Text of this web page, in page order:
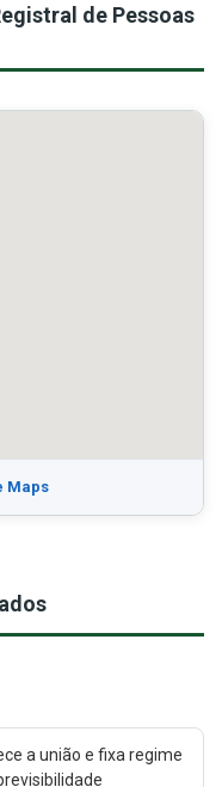
de Pessoas
Maps
a união e fixa regime